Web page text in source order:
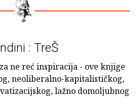
: TreŠ
ne reć inspiracija - ove knjige
neoliberalno-kapitalističkog,
lažno domoljubnog